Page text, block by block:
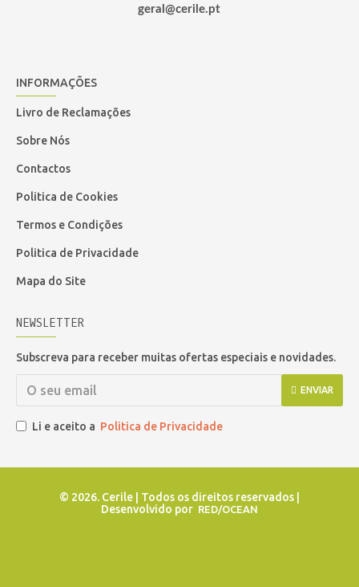
geral@cerile.pt
INFORMAÇÕES
Livro de Reclamações
Sobre Nós
Contactos
Politica de Cookies
Termos e Condições
Politica de Privacidade
Mapa do Site
NEWSLETTER
Subscreva para receber muitas ofertas especiais e novidades.
ENVIAR
Li e aceito a Politica de Privacidade
© 2026. Cerile | Todos os direitos reservados |
Desenvolvido por RED/OCEAN